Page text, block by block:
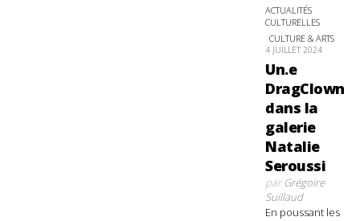
ACTUALITÉS
CULTURELLES
CULTURE & ARTS
4 JUILLET 2024
Un.e
DragClown
dans la
galerie
Natalie
Seroussi
parGrégoire
Suillaud
En poussant les